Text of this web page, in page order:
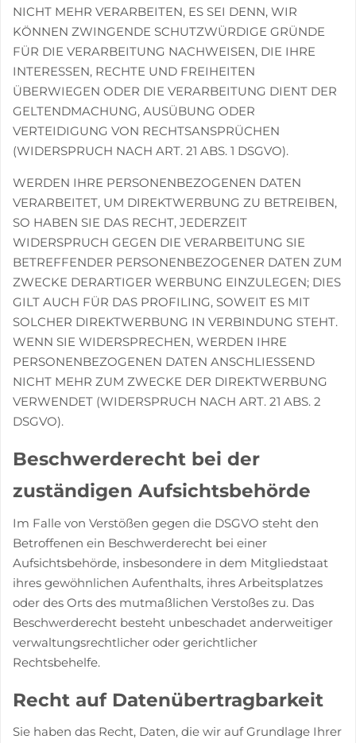
NICHT MEHR VERARBEITEN, ES SEI DENN, WIR
KÖNNEN ZWINGENDE SCHUTZWÜRDIGE GRÜNDE
FÜR DIE VERARBEITUNG NACHWEISEN, DIE IHRE
INTERESSEN, RECHTE UND FREIHEITEN
ÜBERWIEGEN ODER DIE VERARBEITUNG DIENT DER
GELTENDMACHUNG, AUSÜBUNG ODER
VERTEIDIGUNG VON RECHTSANSPRÜCHEN
(WIDERSPRUCH NACH ART. 21 ABS. 1 DSGVO).
WERDEN IHRE PERSONENBEZOGENEN DATEN
VERARBEITET, UM DIREKTWERBUNG ZU BETREIBEN,
SO HABEN SIE DAS RECHT, JEDERZEIT
WIDERSPRUCH GEGEN DIE VERARBEITUNG SIE
BETREFFENDER PERSONENBEZOGENER DATEN ZUM
ZWECKE DERARTIGER WERBUNG EINZULEGEN; DIES
GILT AUCH FÜR DAS PROFILING, SOWEIT ES MIT
SOLCHER DIREKTWERBUNG IN VERBINDUNG STEHT.
WENN SIE WIDERSPRECHEN, WERDEN IHRE
PERSONENBEZOGENEN DATEN ANSCHLIESSEND
NICHT MEHR ZUM ZWECKE DER DIREKTWERBUNG
VERWENDET (WIDERSPRUCH NACH ART. 21 ABS. 2
DSGVO).
Beschwerde­recht bei der
zuständigen Aufsichts­behörde
Im Falle von Verstößen gegen die DSGVO steht den
Betroffenen ein Beschwerderecht bei einer
Aufsichtsbehörde, insbesondere in dem Mitgliedstaat
ihres gewöhnlichen Aufenthalts, ihres Arbeitsplatzes
oder des Orts des mutmaßlichen Verstoßes zu. Das
Beschwerderecht besteht unbeschadet anderweitiger
verwaltungsrechtlicher oder gerichtlicher
Rechtsbehelfe.
Recht auf Daten­übertrag­barkeit
Sie haben das Recht, Daten, die wir auf Grundlage Ihrer